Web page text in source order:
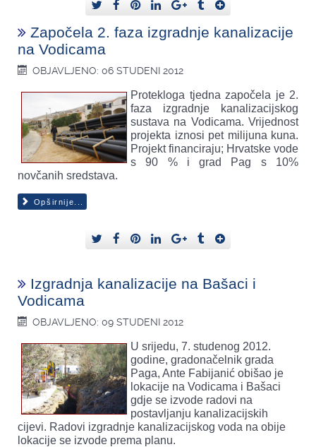
Započela 2. faza izgradnje kanalizacije
na Vodicama
OBJAVLJENO: 06 STUDENI 2012
Protekloga tjedna započela je 2.
faza izgradnje kanalizacijskog
sustava na Vodicama. Vrijednost
projekta iznosi pet milijuna kuna.
Projekt financiraju; Hrvatske vode
s 90 % i grad Pag s 10%
novčanih sredstava.
Opširnije...
Izgradnja kanalizacije na Bašaci i
Vodicama
OBJAVLJENO: 09 STUDENI 2012
U srijedu, 7. studenog 2012.
godine, gradonačelnik grada
Paga, Ante Fabijanić obišao je
lokacije na Vodicama i Bašaci
gdje se izvode radovi na
postavljanju kanalizacijskih
cijevi. Radovi izgradnje kanalizacijskog voda na obije
lokacije se izvode prema planu.